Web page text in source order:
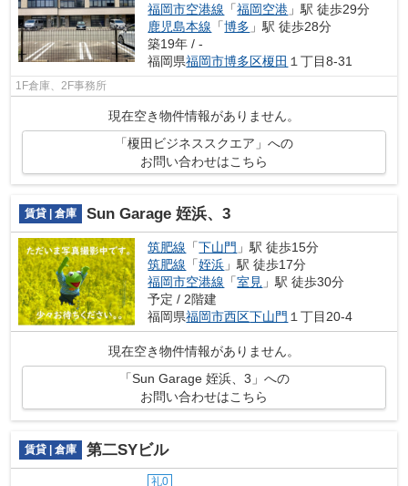
福岡市空港線 「福岡空港 」駅 徒歩29分
鹿児島本線 「博多 」駅 徒歩28分
築19年 / -
福岡県福岡市博多区榎田 １丁目8-31
1F倉庫、2F事務所
現在空き物件情報がありません。
「榎田ビジネススクエア」への
お問い合わせはこちら
賃貸 | 倉庫 Sun Garage 姪浜、3
筑肥線 「下山門 」駅 徒歩15分
筑肥線 「姪浜 」駅 徒歩17分
福岡市空港線 「室見 」駅 徒歩30分
予定 / 2階建
福岡県福岡市西区下山門 １丁目20-4
現在空き物件情報がありません。
「Sun Garage 姪浜、3」への
お問い合わせはこちら
賃貸 | 倉庫 第二SYビル
礼0